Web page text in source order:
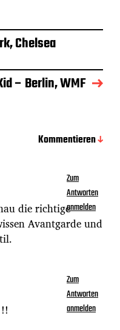
Chelsea
– Berlin, WMF
Kommentieren
die richtige
Avantgarde und
Zum
Antworten
anmelden
Zum
Antworten
anmelden